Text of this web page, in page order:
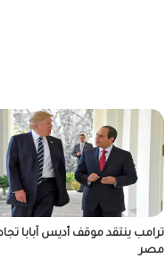
ترامب ينتقد موقف أديس آبابا
مصر